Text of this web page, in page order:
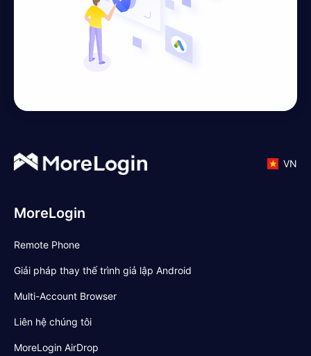
VN
MoreLogin
Remote Phone
Giải pháp thay thế trình giả lập Android
Multi-Account Browser
Liên hệ chúng tôi
MoreLogin AirDrop